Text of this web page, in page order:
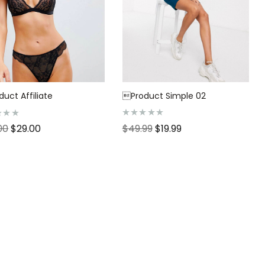
Affiliate
$29.00
Product Simple 02
N
o
$49.99$19.99